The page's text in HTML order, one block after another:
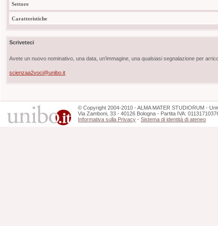
Settore
Caratteristiche
Scriveteci
Avete un nuovo nominativo, una data, un'immagine, una qualsiasi segnalazione per
scienzaa2voci@unibo.it
©Copyright 2004-2010 - ALMA MATER STUDIORUM -
Via Zamboni, 33 - 40126 Bologna - Partita IVA:
Informativa sulla Privacy -Sistema di identità di ateneo